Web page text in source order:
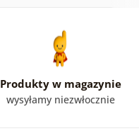
Produkty w magazynie
wysyłamy niezwłocznie